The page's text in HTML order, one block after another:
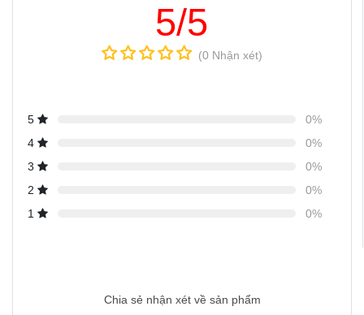
5/5
(0 Nhận xét)
5
0%
4
0%
3
0%
2
0%
1
0%
Chia sẻ nhận xét về sản phẩm